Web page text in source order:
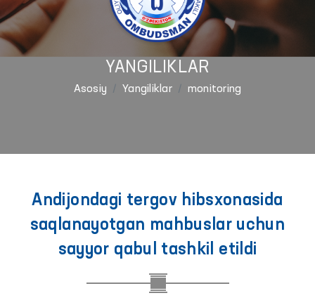
YANGILIKLAR
Asosiy Yangiliklar monitoring
Andijondagi tergov hibsxonasida
saqlanayotgan mahbuslar uchun
sayyor qabul tashkil etildi